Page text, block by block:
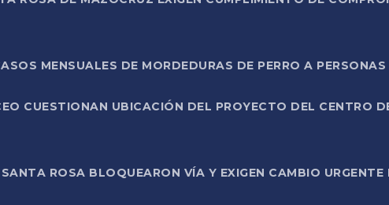
MENSUALES DE MORDEDURAS DE PERRO A PERSONAS
CUESTIONAN UBICACIÓN DEL PROYECTO DEL CENTRO
ROSA BLOQUEARON VÍA Y EXIGEN CAMBIO